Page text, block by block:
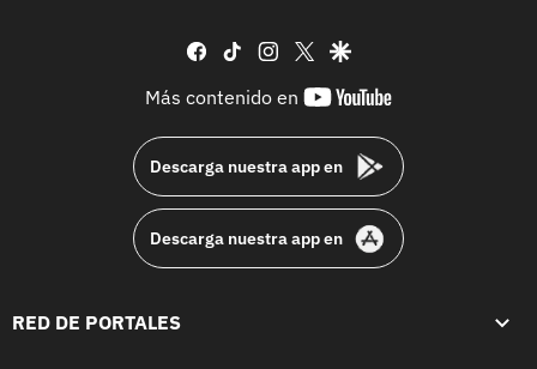
facebook
tiktok instagram
twittergoogle
Más contenido en
youtube-
Descarga nuestra app en
Descarga nuestra app en
RED DE PORTALES